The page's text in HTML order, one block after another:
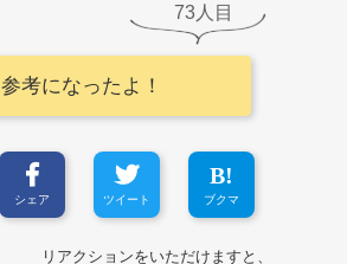
参考になったよ！
73
シェア ツイート ブクマ
リアクションをいただけますと、